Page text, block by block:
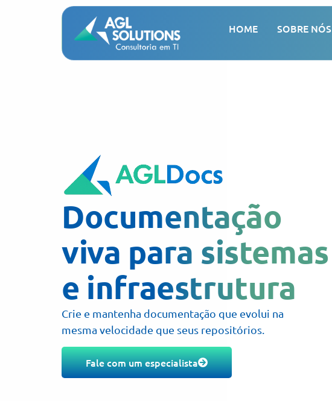
HOME SOBRE NÓS
Documentação
viva para sistemas
e infraestrutura
Crie e mantenha documentação que evolui na
mesma velocidade que seus repositórios.
Fale com um especialista